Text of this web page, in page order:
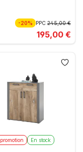
-20% PPC245,00 €
195,00 €
En stock